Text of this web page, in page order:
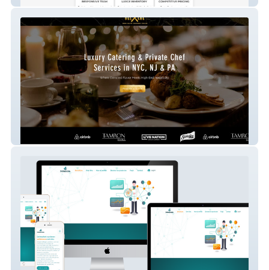
Luxury Catering & Private Chef Website